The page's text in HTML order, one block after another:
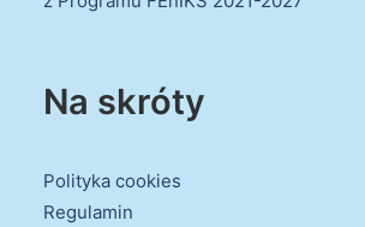
Na skróty
Polityka cookies
Regulamin